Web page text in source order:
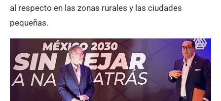
al respecto en las zonas rurales y las ciudades
pequeñas.